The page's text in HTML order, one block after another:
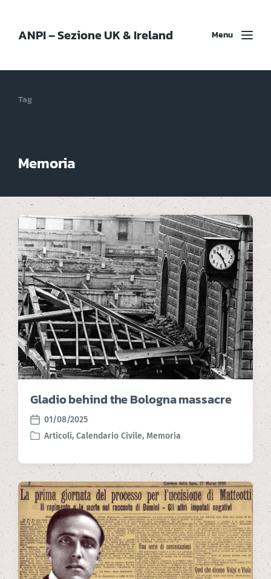
ANPI – Sezione UK & Ireland Menu
Tag
Memoria
Gladio behind the Bologna massacre
P
o
t
d
a
01/08/2025
P
s
t
e
d
i
n
Articoli, Calendario Civile, Memoria